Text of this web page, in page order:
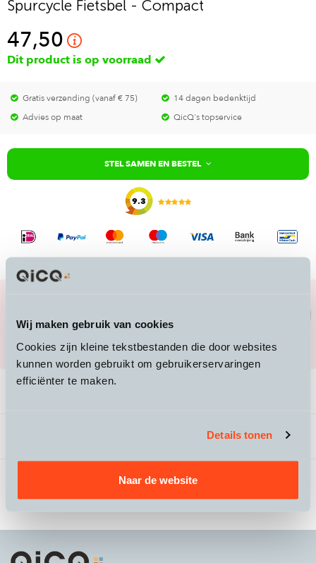
Wij maken gebruik van cookies
Cookies zijn kleine tekstbestanden die door websites
kunnen worden gebruikt om gebruikerservaringen
efficiënter te maken.
Details tonen
Naar de website
Spurcycle Fietsbel - Compact
47,50
Dit product is op voorraad
Gratis verzending (vanaf € 75)
14 dagen bedenktijd
Advies op maat
QicQ's topservice
STEL SAMEN EN BESTEL
9.3
Mail ons naarinfo@qicq.nlof bel ons
020 705 23 50